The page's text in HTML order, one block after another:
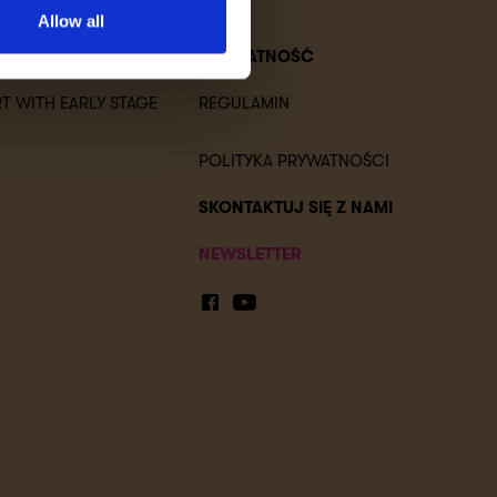
Allow all
WITH EARLY STAGE
PRYWATNOŚĆ
REGULAMIN
POLITYKA PRYWATNOŚCI
SKONTAKTUJ SIĘ Z NAMI
NEWSLETTER